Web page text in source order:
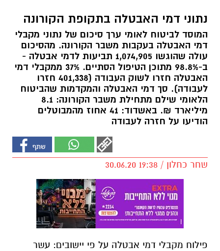
נתוני דמי האבטלה בתקופת הקורונה
המוסד לביטוח לאומי ערך סיכום של נתוני מקבלי
דמי האבטלה בעקבות משבר הקורונה. מהסיכום
עולה שהוגשו 1,074,905 תביעות לדמי אבטלה -
ב-98.8% מתוכן הטיפול הסתיים. 37% ממקבלי דמי
האבטלה חזרו לשוק העבודה (401,338 חזרו
לעבודה). סך דמי האבטלה והמקדמות שהביטוח
הלאומי שילם מתחילת משבר הקורונה: 8.1
מיליארד ₪. באשדוד: 41 אחוז מהמבוטלים
הודיעו על חזרה לעבודה
שחר כחלון / 19:38 30.06.20
פילוח מקבלי דמי אבטלה על פי יישובים: עשר